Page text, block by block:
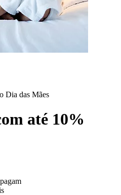
Dia das Mães
até 10%